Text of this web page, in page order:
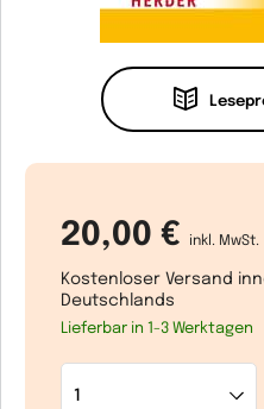
20,00 € inkl. MwSt.
Kostenloser Versand
Deutschlands
Lieferbar in 1-3 Werktagen